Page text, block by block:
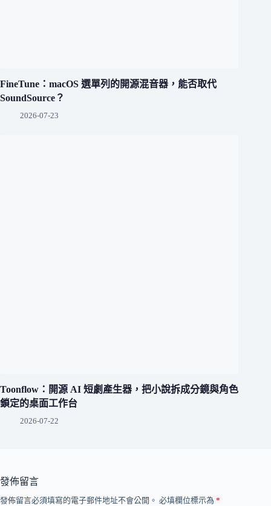
FineTune：macOS 選單列的開源混音器，能否取代
SoundSource？
2026-07-23
Toonflow：開源 AI 短劇產生器，把小說拆成分鏡與角色
鎖定的桌面工作台
2026-07-22
發佈留言
發佈留言必須填寫的電子郵件地址不會公開。 必填欄位標示為 *